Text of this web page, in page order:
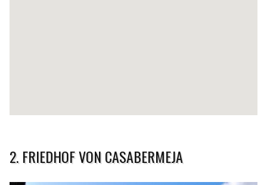
2. FRIEDHOF VON CASABERMEJA